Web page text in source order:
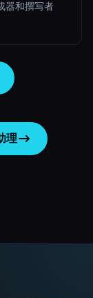
器和撰写者
理